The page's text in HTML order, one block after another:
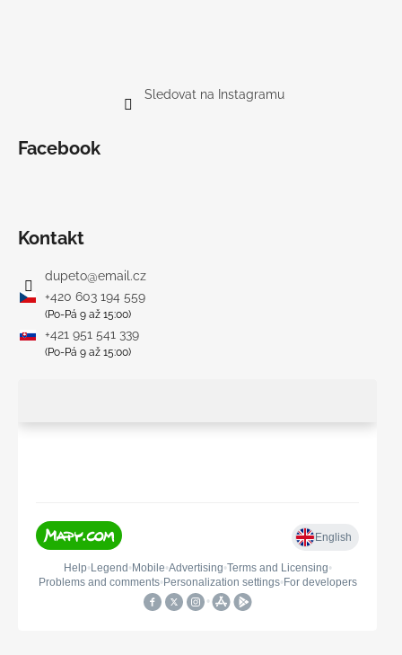
Sledovat na Instagramu
Facebook
Kontakt
dupeto@email.cz
+420 603 194 559
(Po-Pá 9 až 15:00)
+421 951 541 339
(Po-Pá 9 až 15:00)